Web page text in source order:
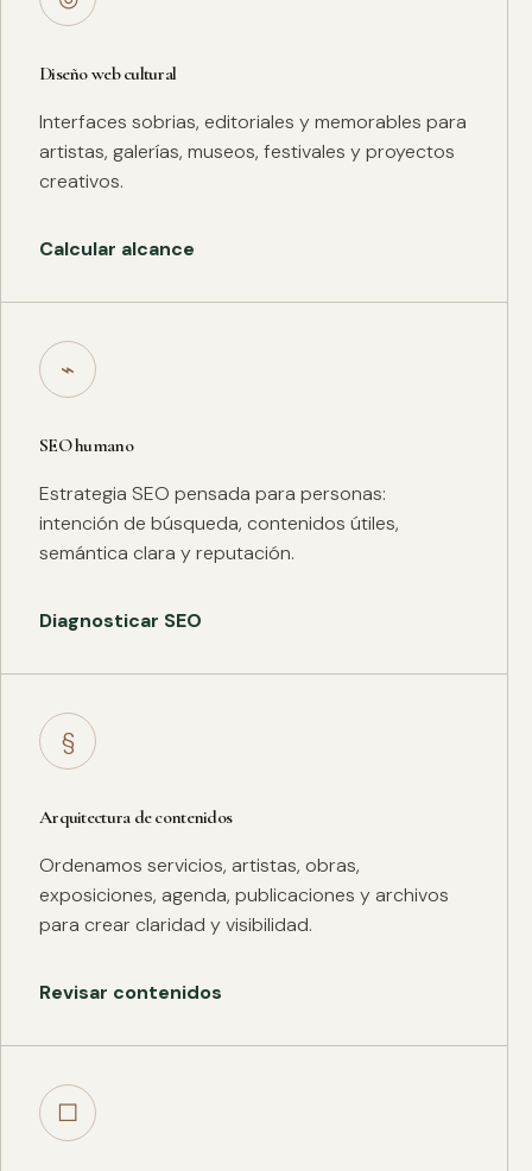
Diseño web cultural
Interfaces sobrias, editoriales y memorables para
artistas, galerías, museos, festivales y proyectos
creativos.
Calcular alcance
⌁
SEO humano
Estrategia SEO pensada para personas:
intención de búsqueda, contenidos útiles,
semántica clara y reputación.
Diagnosticar SEO
§
Arquitectura de contenidos
Ordenamos servicios, artistas, obras,
exposiciones, agenda, publicaciones y archivos
para crear claridad y visibilidad.
Revisar contenidos
□